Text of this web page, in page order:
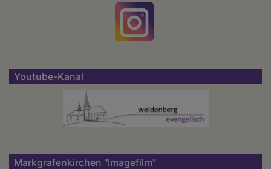
Youtube-Kanal
Markgrafenkirchen "Imagefilm"